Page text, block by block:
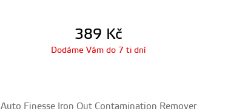
389 Kč
Dodáme Vám do 7 ti dní
Auto Finesse Iron Out Contamination Remover